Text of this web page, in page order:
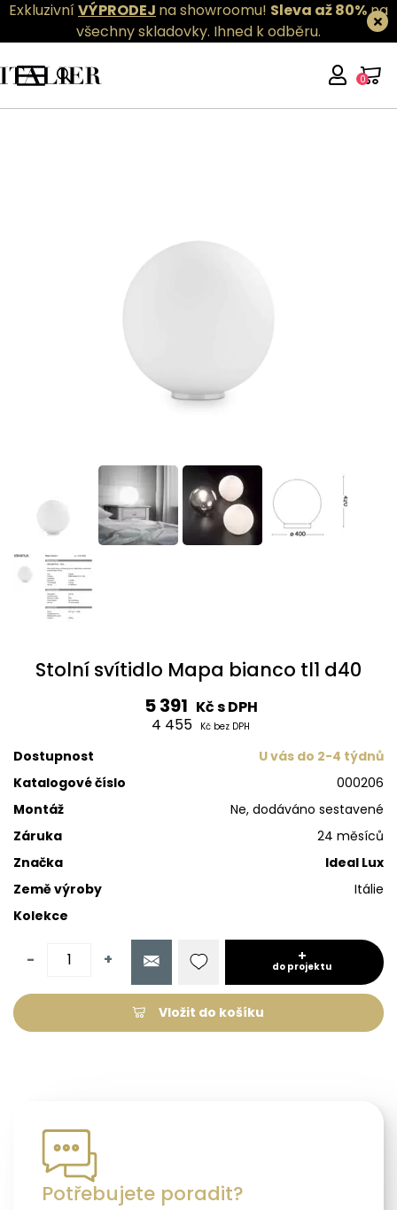
ExkluzivníVÝPRODEJ na showroomu! Sleva až 80%na
všechny skladovky. Ihned k odběru.
0
Stolní svítidlo Mapa bianco tl1 d40
5 391 Kč s DPH
4 455
Kč bez DPH
Dostupnost
U vás do 2-4 týdnů
Katalogové číslo
000206
Montáž
Ne, dodáváno sestavené
Záruka
24 měsíců
Značka
Ideal Lux
Země výroby
Itálie
Kolekce
- +
Vložit do košíku
do projektu
Potřebujete poradit?